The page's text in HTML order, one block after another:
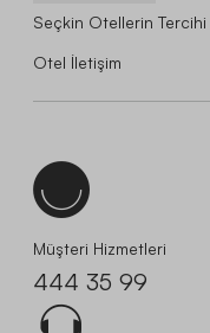
Seçkin Otellerin Tercihi
Otel İletişim
Müşteri Hizmetleri
444 35 99